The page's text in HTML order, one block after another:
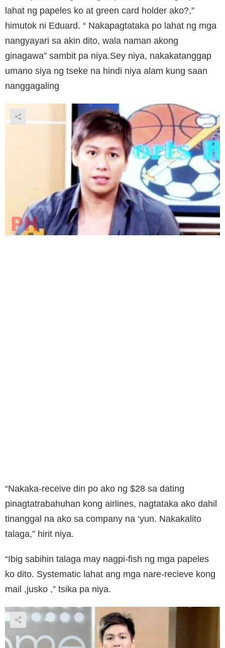
lahat ng papeles ko at green card holder ako?,”
himutok ni Eduard. “ Nakapagtataka po lahat ng mga
nangyayari sa akin dito, wala naman akong
ginagawa” sambit pa niya.Sey niya, nakakatanggap
umano siya ng tseke na hindi niya alam kung saan
nanggagaling
“Nakaka-receive din po ako ng $28 sa dating
pinagtatrabahuhan kong airlines, nagtataka ako dahil
tinanggal na ako sa company na ‘yun. Nakakalito
talaga,” hirit niya.
“Ibig sabihin talaga may nagpi-fish ng mga papeles
ko dito. Systematic lahat ang mga nare-recieve kong
mail ,jusko ,” tsika pa niya.